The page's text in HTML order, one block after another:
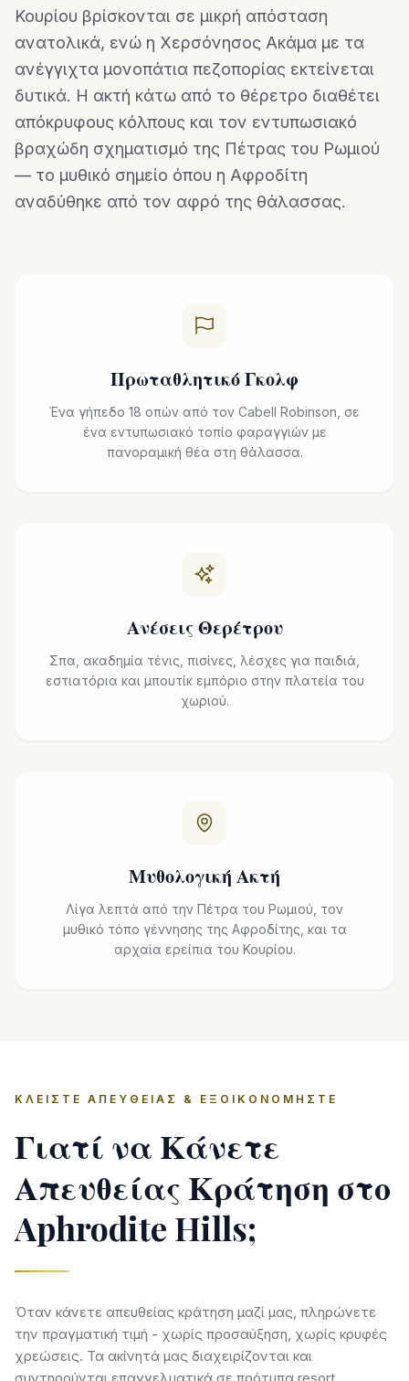
Κουρίου βρίσκονται σε μικρή απόσταση
ανατολικά, ενώ η Χερσόνησος Ακάμα με τα
ανέγγιχτα μονοπάτια πεζοπορίας εκτείνεται
δυτικά. Η ακτή κάτω από το θέρετρο διαθέτει
απόκρυφους κόλπους και τον εντυπωσιακό
βραχώδη σχηματισμό της Πέτρας του Ρωμιού
— το μυθικό σημείο όπου η Αφροδίτη
αναδύθηκε από τον αφρό της θάλασσας.
Πρωταθλητικό Γκολφ
Ένα γήπεδο 18 οπών από τον Cabell Robinson, σε
ένα εντυπωσιακό τοπίο φαραγγιών με
πανοραμική θέα στη θάλασσα.
Ανέσεις Θερέτρου
Σπα, ακαδημία τένις, πισίνες, λέσχες για παιδιά,
εστιατόρια και μπουτίκ εμπόριο στην πλατεία του
χωριού.
Μυθολογική Ακτή
Λίγα λεπτά από την Πέτρα του Ρωμιού, τον
μυθικό τόπο γέννησης της Αφροδίτης, και τα
αρχαία ερείπια του Κουρίου.
ΚΛΕΊΣΤΕ ΑΠΕΥΘΕΊΑΣ & ΕΞΟΙΚΟΝΟΜΉΣΤΕ
Γιατί να Κάνετε
Απευθείας Κράτηση στο
Aphrodite Hills;
Όταν κάνετε απευθείας κράτηση μαζί μας, πληρώνετε
την πραγματική τιμή - χωρίς προσαύξηση, χωρίς κρυφές
χρεώσεις. Τα ακίνητά μας διαχειρίζονται και